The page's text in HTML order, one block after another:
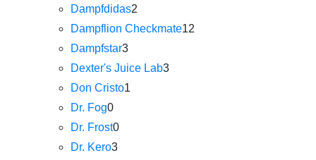
Dampfdidas2
Dampflion Checkmate12
Dampfstar3
Dexter's Juice Lab3
Don Cristo1
Dr. Fog0
Dr. Frost0
Dr. Kero3